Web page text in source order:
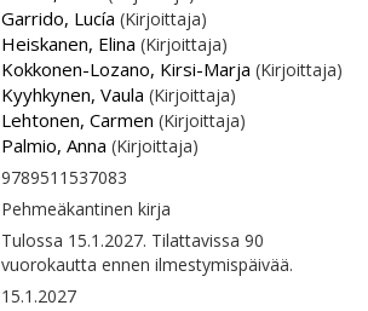
Garrido, Lucía (Kirjoittaja)
Heiskanen, Elina (Kirjoittaja)
Kokkonen-Lozano, Kirsi-Marja (Kirjoittaja)
Kyyhkynen, Vaula (Kirjoittaja)
Lehtonen, Carmen (Kirjoittaja)
Palmio, Anna (Kirjoittaja)
9789511537083
Pehmeäkantinen kirja
Tulossa 15.1.2027. Tilattavissa 90
vuorokautta ennen ilmestymispäivää.
15.1.2027